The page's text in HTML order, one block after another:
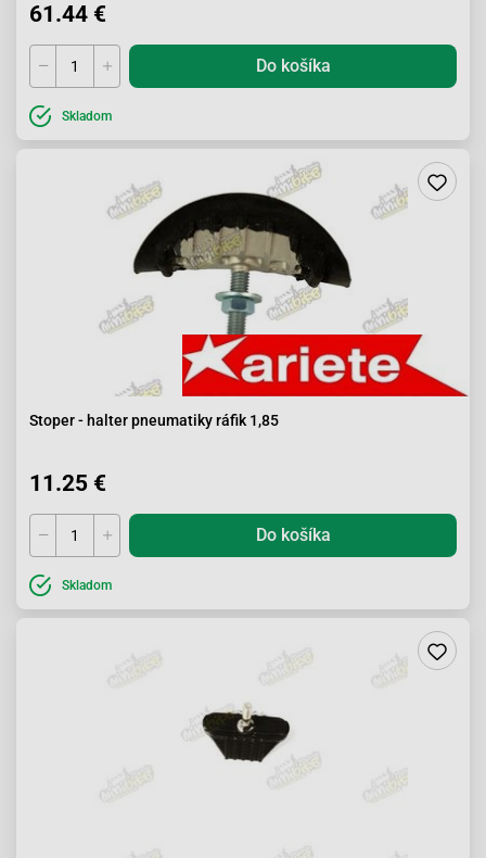
61.44 €
Do košíka
Skladom
Stoper - halter pneumatiky ráfik 1,85
11.25 €
Do košíka
Skladom